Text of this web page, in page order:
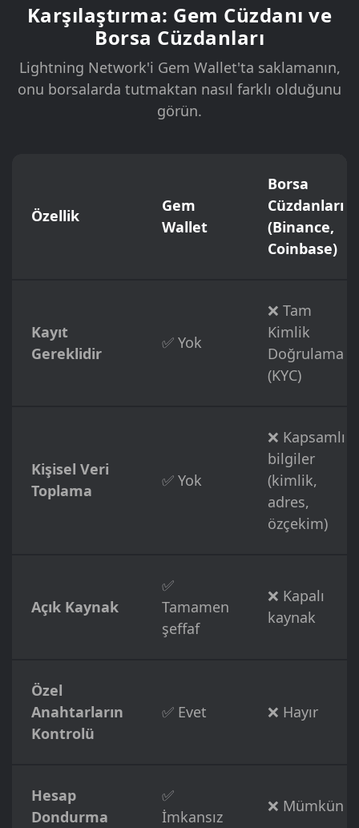
Karşılaştırma: Gem Cüzdanı ve
Borsa Cüzdanları
Lightning Network'i Gem Wallet'ta saklamanın,
onu borsalarda tutmaktan nasıl farklı olduğunu
görün.
Özellik
Gem
Wallet
Borsa
Cüzdanları
(Binance,
Coinbase)
Kayıt
Gereklidir
✅ Yok
❌ Tam
Kimlik
Doğrulama
(KYC)
Kişisel Veri
Toplama
✅ Yok
❌ Kapsamlı
bilgiler
(kimlik,
adres,
özçekim)
Açık Kaynak
✅
Tamamen
şeffaf
❌ Kapalı
kaynak
Özel
Anahtarların
Kontrolü
✅ Evet ❌ Hayır
Hesap
Dondurma
✅
İmkansız
❌ Mümkün